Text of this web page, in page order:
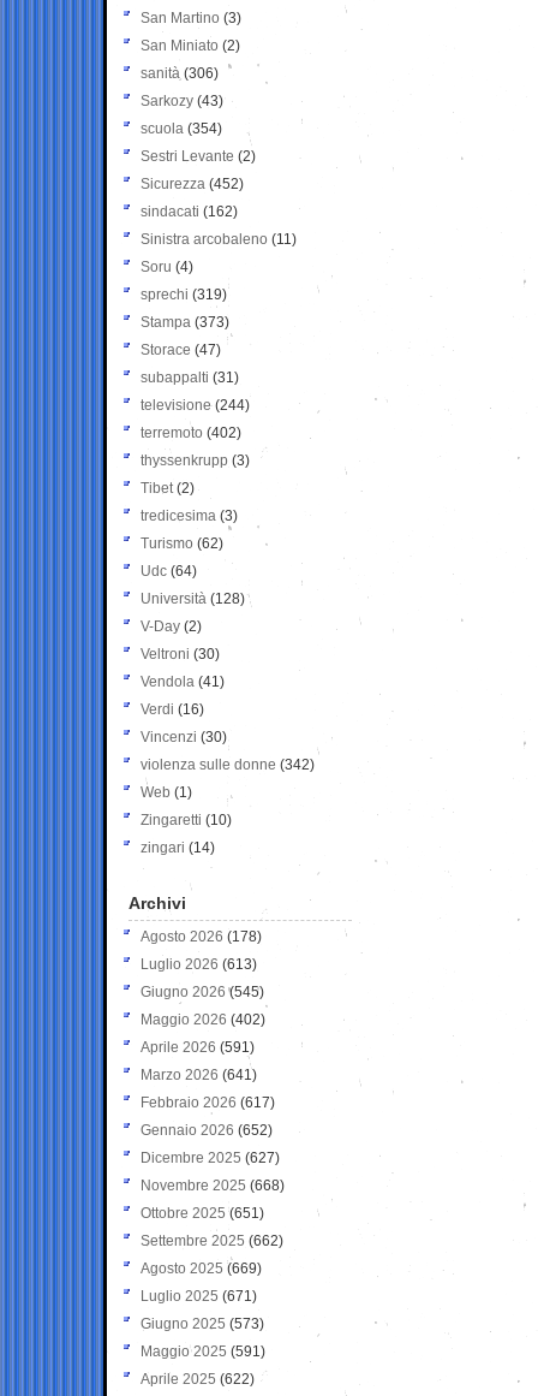
San Martino (3)
San Miniato (2)
sanità (306)
Sarkozy (43)
scuola (354)
Sestri Levante (2)
Sicurezza (452)
sindacati (162)
Sinistra arcobaleno (11)
Soru (4)
sprechi (319)
Stampa (373)
Storace (47)
subappalti (31)
televisione(244)
terremoto (402)
thyssenkrupp (3)
Tibet(2)
tredicesima (3)
Turismo (62)
Udc (64)
Università (128)
V-Day (2)
Veltroni (30)
Vendola (41)
Verdi (16)
Vincenzi (30)
violenza sulle donne (342)
Web (1)
Zingaretti (10)
zingari (14)
Archivi
Agosto 2026 (178)
Luglio 2026 (613)
Giugno 2026 (545)
Maggio 2026 (402)
Aprile 2026 (591)
Marzo 2026 (641)
Febbraio 2026 (617)
Gennaio 2026 (652)
Dicembre 2025 (627)
Novembre 2025 (668)
Ottobre 2025 (651)
Settembre 2025 (662)
Agosto 2025 (669)
Luglio 2025 (671)
Giugno 2025 (573)
Maggio 2025 (591)
Aprile 2025 (622)